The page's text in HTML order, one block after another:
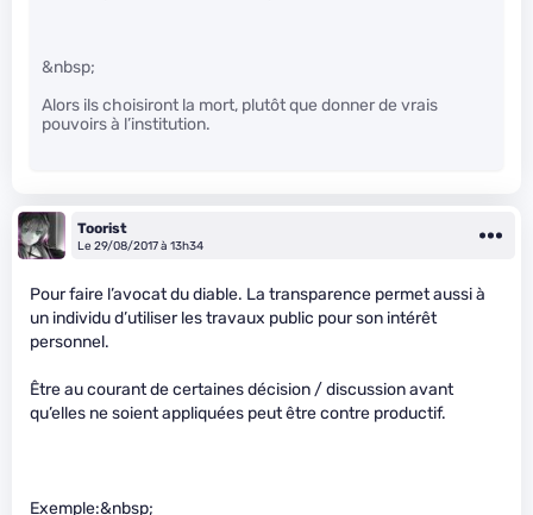
&nbsp;
Alors ils choisiront la mort, plutôt que donner de vrais
pouvoirs à l’institution.
Toorist
Le 29/08/2017 à 13h34
Pour faire l’avocat du diable. La transparence permet aussi à
un individu d’utiliser les travaux public pour son intérêt
personnel.
Être au courant de certaines décision / discussion avant
qu’elles ne soient appliquées peut être contre productif.
Exemple:&nbsp;